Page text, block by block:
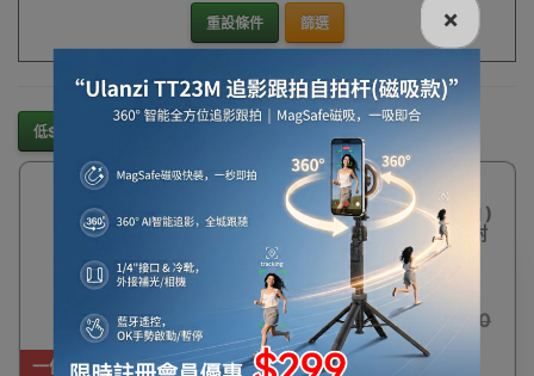
重設條件 篩選
低$排起
一件免運費
76%
OFF
ITSU 震動搖擺機 -
白色 (IS-0608WH )
| 高效消脂 穩定性耐
力訓練
$1,388 $5,980
×